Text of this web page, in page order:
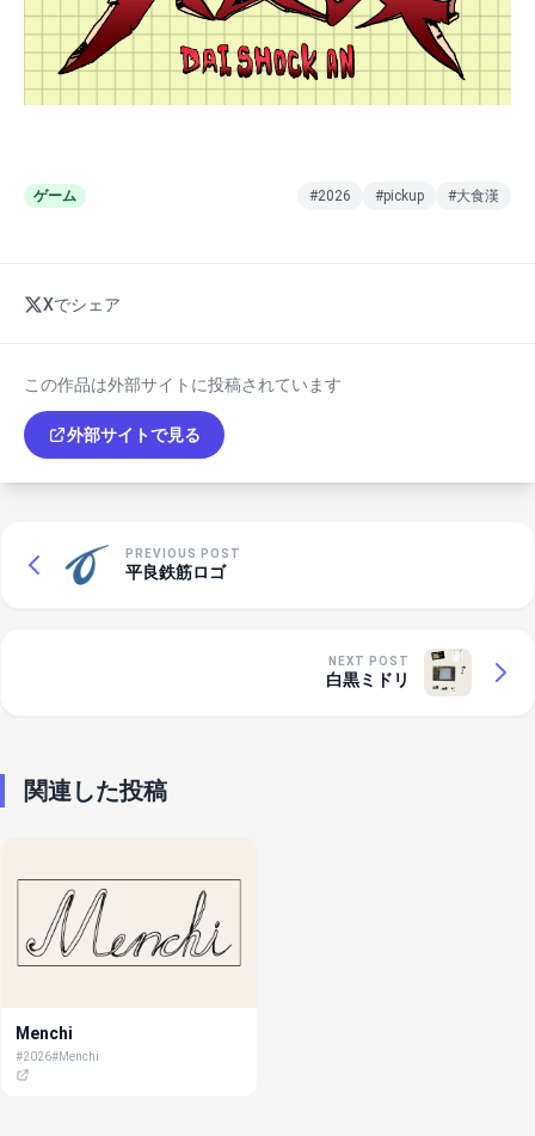
ゲーム #2026 #pickup #大食漢
Xでシェア
この作品は外部サイトに投稿されています
外部サイトで見る
PREVIOUS POST
平良鉄筋ロゴ
NEXT POST
白黒ミドリ
関連した投稿
Menchi
#2026#Menchi